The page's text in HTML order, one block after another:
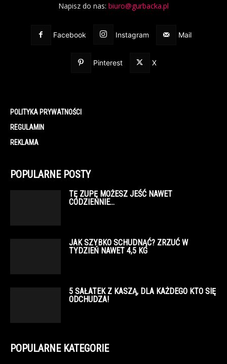
Napisz do nas: biuro@gurbacka.pl
Facebook Instagram Mail
Pinterest X
POLITYKA PRYWATNOŚCI
REGULAMIN
REKLAMA
POPULARNE POSTY
TĘ ZUPĘ MOŻESZ JEŚĆ NAWET
CODZIENNIE…
JAK SZYBKO SCHUDNĄĆ? ZRZUĆ W
TYDZIEŃ NAWET 4,5 KG
5 SAŁATEK Z KASZĄ, DLA KAŻDEGO KTO SIĘ
ODCHUDZA!
POPULARNE KATEGORIE